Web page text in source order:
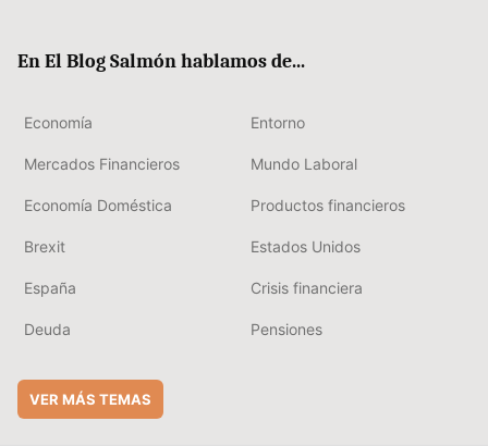
En El Blog Salmón hablamos de...
Economía Entorno
Mercados Financieros Mundo Laboral
Economía Doméstica Productos financieros
Brexit Estados Unidos
España Crisis financiera
Deuda Pensiones
VER MÁS TEMAS